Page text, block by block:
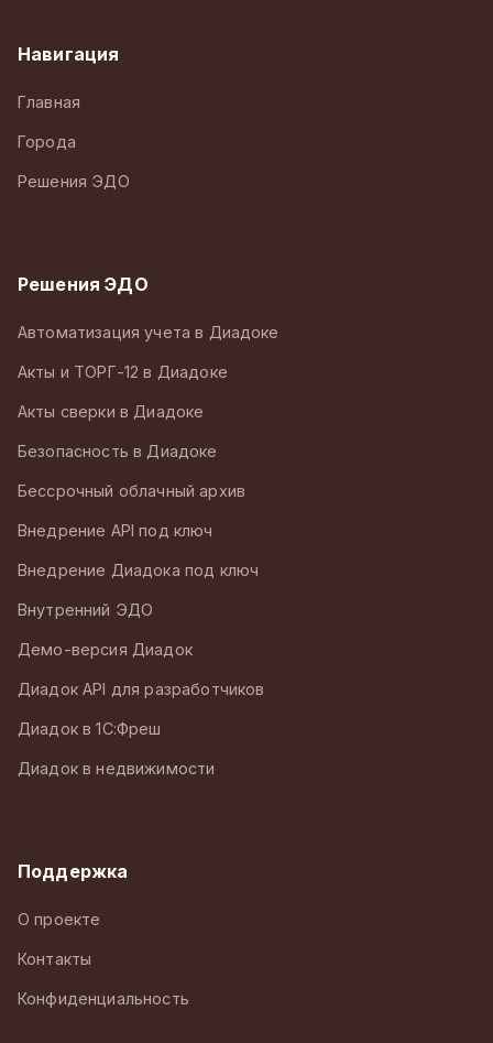
Навигация
Главная
Города
Решения ЭДО
Решения ЭДО
Автоматизация учета в Диадоке
Акты и ТОРГ-12 в Диадоке
Акты сверки в Диадоке
Безопасность в Диадоке
Бессрочный облачный архив
Внедрение API под ключ
Внедрение Диадока под ключ
Внутренний ЭДО
Демо-версия Диадок
Диадок API для разработчиков
Диадок в 1С:Фреш
Диадок в недвижимости
Поддержка
О проекте
Контакты
Конфиденциальность